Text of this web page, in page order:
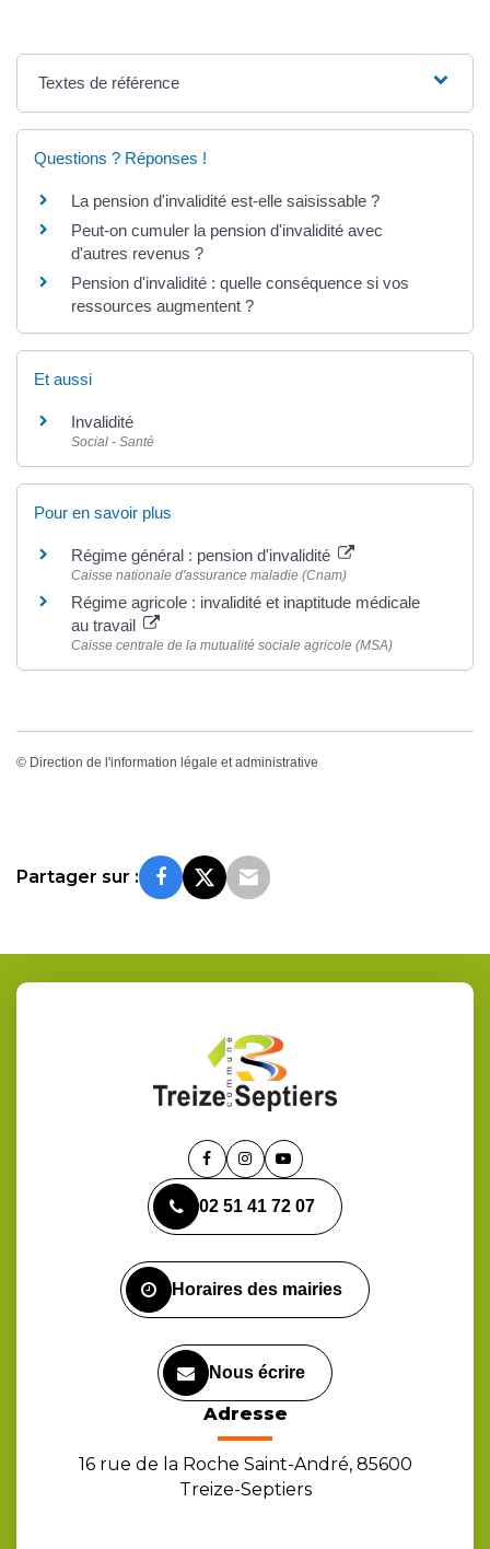
Textes de référence
Questions ? Réponses !
La pension d'invalidité est-elle saisissable ?
Peut-on cumuler la pension d'invalidité avec
d'autres revenus ?
Pension d'invalidité : quelle conséquence si vos
ressources augmentent ?
Et aussi
Invalidité
Social - Santé
Pour en savoir plus
Régime général : pension d'invalidité
Caisse nationale d'assurance maladie (Cnam)
Régime agricole : invalidité et inaptitude médicale
au travail
Caisse centrale de la mutualité sociale agricole (MSA)
© Direction de l'information légale et administrative
Partager sur :
Lien
le
compte
Lien
le
compte
Lien
la
chaîne
02 51 41 72 07
Horaires des mairies
Nous écrire
Adresse
16 rue de la Roche Saint-André, 85600
Treize-Septiers